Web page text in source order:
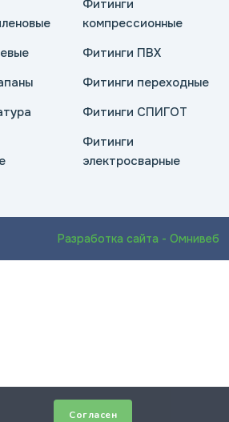
Фитинги
компрессионные
Фитинги ПВХ
Фитинги переходные
Фитинги СПИГОТ
Фитинги
электросварные
Разработка сайта - Омнивеб
Согласен